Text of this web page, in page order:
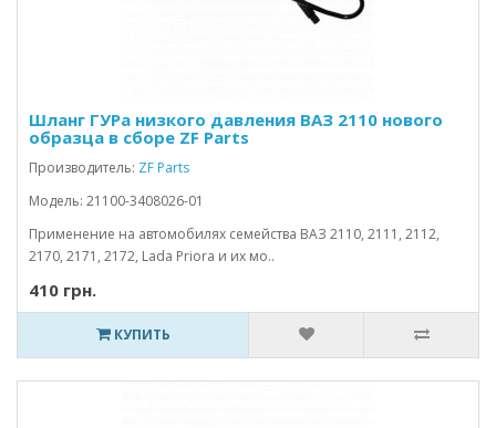
Шланг ГУРа низкого давления ВАЗ 2110 нового
образца в сборе ZF Parts
Производитель: ZF Parts
Модель: 21100-3408026-01
Применение на автомобилях семейства ВАЗ 2110, 2111, 2112,
2170, 2171, 2172, Lada Priora и их мо..
410 грн.
КУПИТЬ